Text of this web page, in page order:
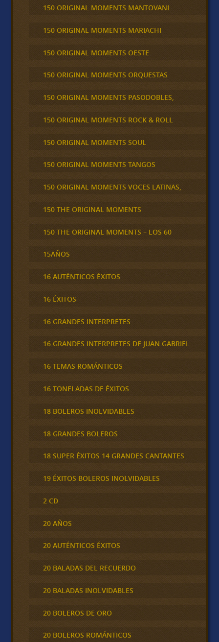
150 ORIGINAL MOMENTS MANTOVANI
150 ORIGINAL MOMENTS MARIACHI
150 ORIGINAL MOMENTS OESTE
150 ORIGINAL MOMENTS ORQUESTAS
150 ORIGINAL MOMENTS PASODOBLES,
150 ORIGINAL MOMENTS ROCK & ROLL
150 ORIGINAL MOMENTS SOUL
150 ORIGINAL MOMENTS TANGOS
150 ORIGINAL MOMENTS VOCES LATINAS,
150 THE ORIGINAL MOMENTS
150 THE ORIGINAL MOMENTS – LOS 60
15AÑOS
16 AUTÉNTICOS ÉXITOS
16 ÉXITOS
16 GRANDES INTERPRETES
16 GRANDES INTERPRETES DE JUAN GABRIEL
16 TEMAS ROMÁNTICOS
16 TONELADAS DE ÉXITOS
18 BOLEROS INOLVIDABLES
18 GRANDES BOLEROS
18 SUPER ÉXITOS 14 GRANDES CANTANTES
19 ÉXITOS BOLEROS INOLVIDABLES
2 CD
20 AÑOS
20 AUTÉNTICOS ÉXITOS
20 BALADAS DEL RECUERDO
20 BALADAS INOLVIDABLES
20 BOLEROS DE ORO
20 BOLEROS ROMÁNTICOS